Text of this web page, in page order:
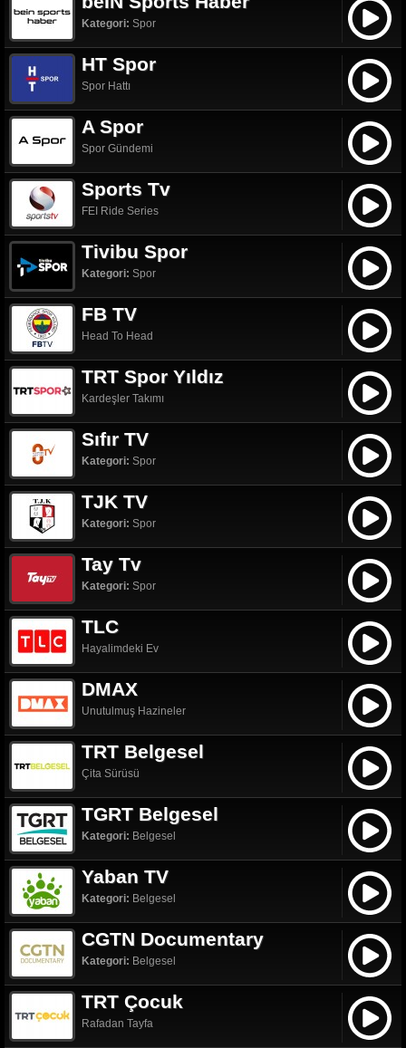
Kategori: Spor
HT Spor
Spor Hattı
A Spor
Spor Gündemi
Sports Tv
FEI Ride Series
Tivibu Spor
Kategori: Spor
FB TV
Head To Head
TRT Spor Yıldız
Kardeşler Takımı
Sıfır TV
Kategori: Spor
TJK TV
Kategori: Spor
Tay Tv
Kategori: Spor
TLC
Hayalimdeki Ev
DMAX
Unutulmuş Hazineler
TRT Belgesel
Çita Sürüsü
TGRT Belgesel
Kategori: Belgesel
Yaban TV
Kategori: Belgesel
CGTN Documentary
Kategori: Belgesel
TRT Çocuk
Rafadan Tayfa